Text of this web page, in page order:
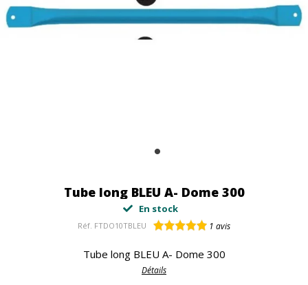
Tube long BLEU A- Dome 300
En stock
Réf. FTDO10TBLEU 1 avis
Tube long BLEU A- Dome 300
Détails